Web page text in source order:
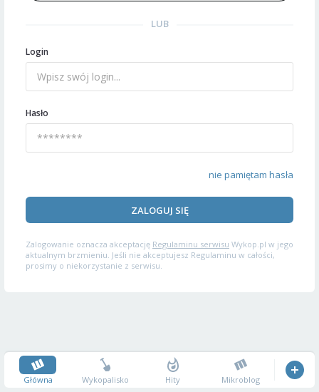
LUB
Login
Hasło
nie pamiętam hasła
ZALOGUJ SIĘ
Zalogowanie oznacza akceptację Regulaminu serwisu Wykop.pl w jego
aktualnym brzmieniu. Jeśli nie akceptujesz Regulaminu w całości,
prosimy o niekorzystanie z serwisu.
Główna Wykopalisko Hity Mikroblog